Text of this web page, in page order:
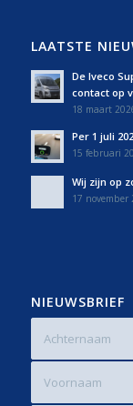
LAATSTE
De Iveco
contact op
18 maart
Per 1 juli
15 februari
Wij zijn op
17 november
NIEUWSBRIEF